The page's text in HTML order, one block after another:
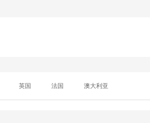
英国 法国 澳大利亚